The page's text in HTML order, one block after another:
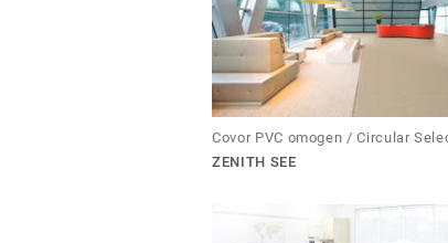
Covor PVC omogen / Circular
ZENITH SEE